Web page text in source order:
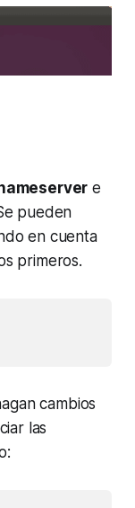
e
pueden
en cuenta
primeros.
cambios
las